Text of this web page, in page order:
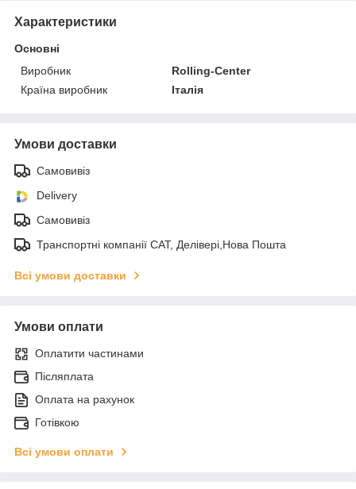
Характеристики
Основні
Виробник
Rolling-Center
Країна виробник
Італія
Умови доставки
Самовивіз
Delivery
Самовивіз
Транспортні компанії САТ, Делівері,Нова Пошта
Всі умови доставки
Умови оплати
Оплатити частинами
Післяплата
Оплата на рахунок
Готівкою
Всі умови оплати